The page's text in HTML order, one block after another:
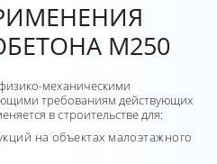
М250
механическими
требованиям действующих
в строительстве для:
на объектах малоэтажного